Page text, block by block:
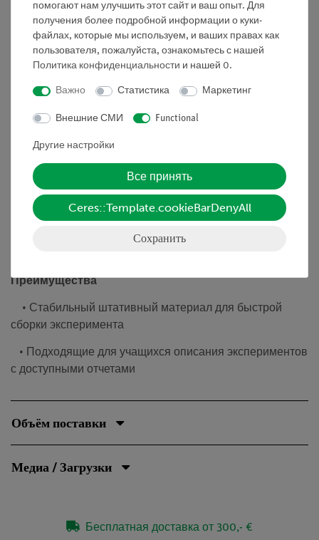
Описание
Принцип
Применяя законы сохранения энергии, учащиеся
зависимости от ее растяжения: WH = WS.
Оценивая результаты измерений на диаграмме,
ученики должны понимать, что потенциальная энергия
спиральной пружины пропорциональна квадрату ее
Преимущества
• Стабильный штативный материал для быстрой
сборки эксперимента
• Подходящие для учащихся описания экспериментов
с доступными отчетами
Объём поставки
Медиа / Загрузки
Бесплатная доставка от 300,- €
помогают нам улучшить этот сайт и ваш опыт. Для
получения более подробной информации о куки-
файлах, которые мы используем, и ваших правах как
пользователя, пожалуйста, ознакомьтесь с нашей
Политика конфиденциальности и нашей 0.
Важно Статистика Маркетинг
Внешние СМИ Functional
Другие настройки
Все принять
Ceres::Template.cookieBarDenyAll
Сохранить